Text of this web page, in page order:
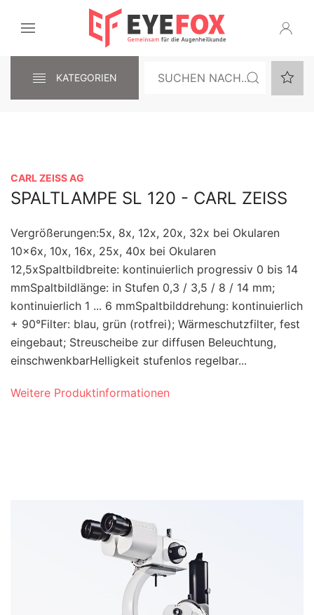
KATEGORIEN
CARL ZEISS AG
SPALTLAMPE SL 120 - CARL ZEISS
Vergrößerungen:5x, 8x, 12x, 20x, 32x bei Okularen
10x6x, 10x, 16x, 25x, 40x bei Okularen
12,5xSpaltbildbreite: kontinuierlich progressiv 0 bis 14
mmSpaltbildlänge: in Stufen 0,3 / 3,5 / 8 / 14 mm;
kontinuierlich 1 ... 6 mmSpaltbilddrehung: kontinuierlich
+ 90°Filter: blau, grün (rotfrei); Wärmeschutzfilter, fest
eingebaut; Streuscheibe zur diffusen Beleuchtung,
einschwenkbarHelligkeit stufenlos regelbar...
Weitere Produktinformationen